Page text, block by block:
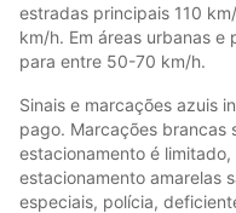
estradas principais 110
km/h. Em áreas urbanas
para entre 50-70 km/h.
Sinais e marcações azuis
pago. Marcações brancas
estacionamento é
estacionamento amarelas
especiais, polícia,